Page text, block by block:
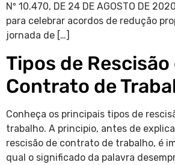
Nº 10.470, DE 24 DE AGOSTO DE
para celebrar acordos de redução
jornada de […]
Tipos de Rescisão
Contrato de
Conheça os principais tipos de
trabalho. A principio, antes de
rescisão de contrato de trabalho, é
qual o significado da palavra